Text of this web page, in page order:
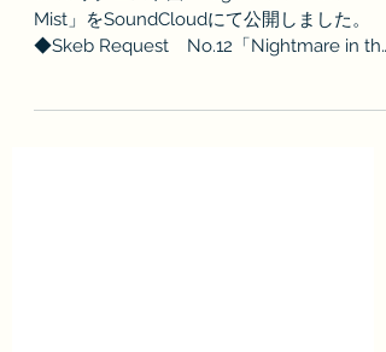
Skebリクエスト曲「Nightmare in the
Mist」をSoundCloudにて公開しました。
Mist」 skebリクエストのため、